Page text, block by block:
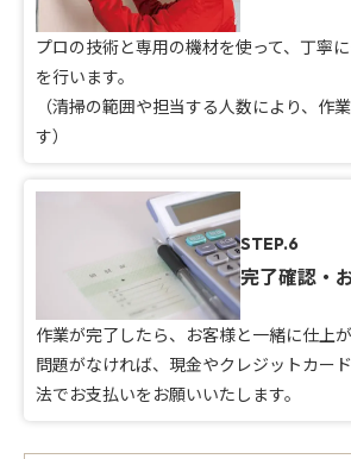
プロの技術と専用の機材を使って、丁寧
を行います。
（清掃の範囲や担当する人数により、作
す）
STEP.6
完了確認・
作業が完了したら、お客様と一緒に仕上が
問題がなければ、現金やクレジットカー
法でお支払いをお願いいたします。